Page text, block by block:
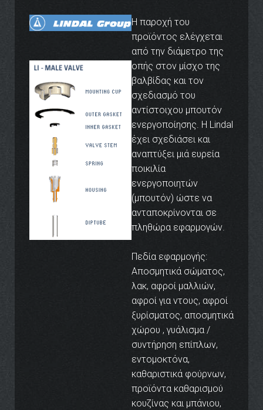
Η παροχή του
προϊόντος ελέγχεται
από την διάμετρο της
οπής στον μίσχο της
βαλβίδας και τον
σχεδιασμό του
αντίστοιχου μπουτόν
ενεργοποίησης. Η Lindal
έχει σχεδιάσει και
αναπτύξει μιά ευρεία
ποικιλία
ενεργοποιητών
(μπουτόν) ώστε να
ανταποκρίνονται σε
πληθώρα εφαρμογών.
Πεδία εφαρμογής:
Αποσμητικά σώματος,
λακ, αφροί μαλλιών,
αφροί για ντους, αφροί
ξυρίσματος, αποσμητικά
χώρου , γυάλισμα /
συντήρηση επίπλων,
εντομοκτόνα,
καθαριστικά φούρνων,
προϊόντα καθαρισμού
κουζίνας και μπάνιου,